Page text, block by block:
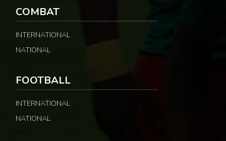
COMBAT
INTERNATIONAL
NATIONAL
FOOTBALL
INTERNATIONAL
NATIONAL